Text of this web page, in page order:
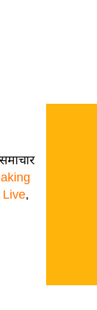
Live,